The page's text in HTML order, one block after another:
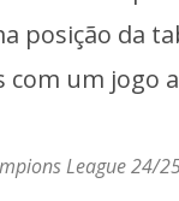
posição da
um jogo
League 24/